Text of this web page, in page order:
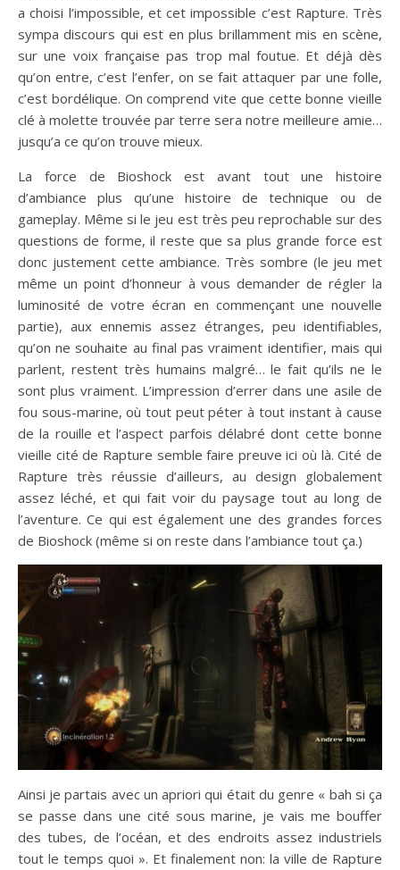
a choisi l’impossible, et cet impossible c’est Rapture. Très
sympa discours qui est en plus brillamment mis en scène,
sur une voix française pas trop mal foutue. Et déjà dès
qu’on entre, c’est l’enfer, on se fait attaquer par une folle,
c’est bordélique. On comprend vite que cette bonne vieille
clé à molette trouvée par terre sera notre meilleure amie…
jusqu’a ce qu’on trouve mieux.
La force de Bioshock est avant tout une histoire
d’ambiance plus qu’une histoire de technique ou de
gameplay. Même si le jeu est très peu reprochable sur des
questions de forme, il reste que sa plus grande force est
donc justement cette ambiance. Très sombre (le jeu met
même un point d’honneur à vous demander de régler la
luminosité de votre écran en commençant une nouvelle
partie), aux ennemis assez étranges, peu identifiables,
qu’on ne souhaite au final pas vraiment identifier, mais qui
parlent, restent très humains malgré… le fait qu’ils ne le
sont plus vraiment. L’impression d’errer dans une asile de
fou sous-marine, où tout peut péter à tout instant à cause
de la rouille et l’aspect parfois délabré dont cette bonne
vieille cité de Rapture semble faire preuve ici où là. Cité de
Rapture très réussie d’ailleurs, au design globalement
assez léché, et qui fait voir du paysage tout au long de
l’aventure. Ce qui est également une des grandes forces
de Bioshock (même si on reste dans l’ambiance tout ça.)
Ainsi je partais avec un apriori qui était du genre « bah si ça
se passe dans une cité sous marine, je vais me bouffer
des tubes, de l’océan, et des endroits assez industriels
tout le temps quoi ». Et finalement non: la ville de Rapture